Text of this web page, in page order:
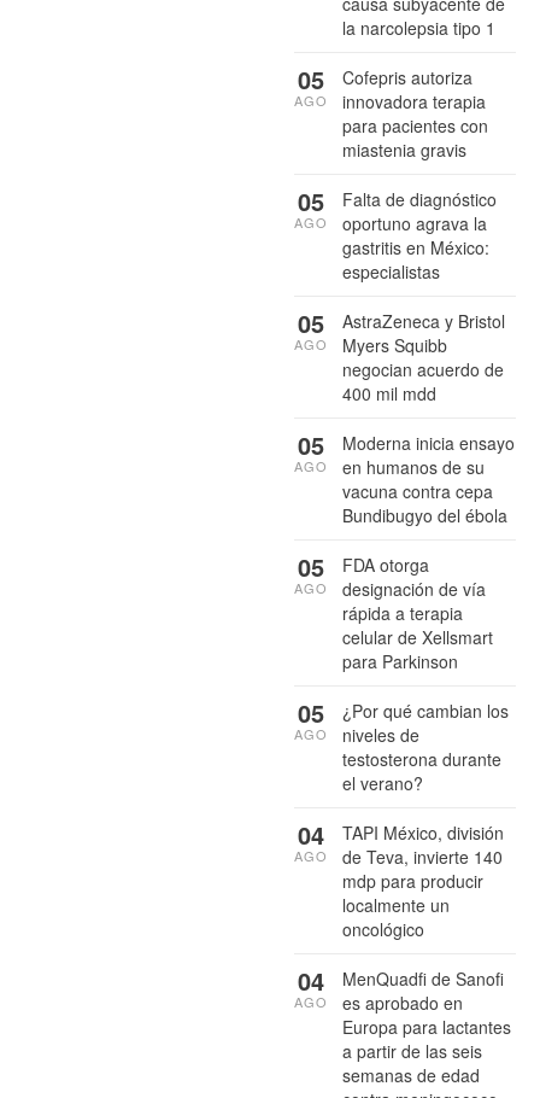
la narcolepsia tipo 1
Cofepris autoriza
innovadora terapia
para pacientes con
miastenia gravis
05
AGO
Falta de diagnóstico
oportuno agrava la
gastritis en México:
especialistas
05
AGO
AstraZeneca y Bristol
Myers Squibb
negocian acuerdo de
400 mil mdd
05
AGO
Moderna inicia ensayo
en humanos de su
vacuna contra cepa
Bundibugyo del ébola
05
AGO
FDA otorga
designación de vía
rápida a terapia
celular de Xellsmart
para Parkinson
05
AGO
¿Por qué cambian los
niveles de
testosterona durante
el verano?
05
AGO
TAPI México, división
de Teva, invierte 140
mdp para producir
localmente un
oncológico
04
AGO
MenQuadfi de Sanofi
es aprobado en
Europa para lactantes
a partir de las seis
semanas de edad
04
AGO